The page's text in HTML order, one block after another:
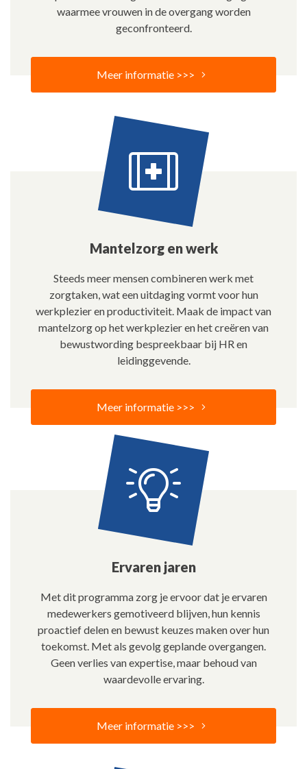
waarmee vrouwen in de overgang worden
geconfronteerd.
Meer informatie >>>
Mantelzorg en werk
Steeds meer mensen combineren werk met
zorgtaken, wat een uitdaging vormt voor hun
werkplezier en productiviteit. Maak de impact van
mantelzorg op het werkplezier en het creëren van
bewustwording bespreekbaar bij HR en
leidinggevende.
Meer informatie >>>
Ervaren jaren
Met dit programma zorg je ervoor dat je ervaren
medewerkers gemotiveerd blijven, hun kennis
proactief delen en bewust keuzes maken over hun
toekomst. Met als gevolg geplande overgangen.
Geen verlies van expertise, maar behoud van
waardevolle ervaring.
Meer informatie >>>